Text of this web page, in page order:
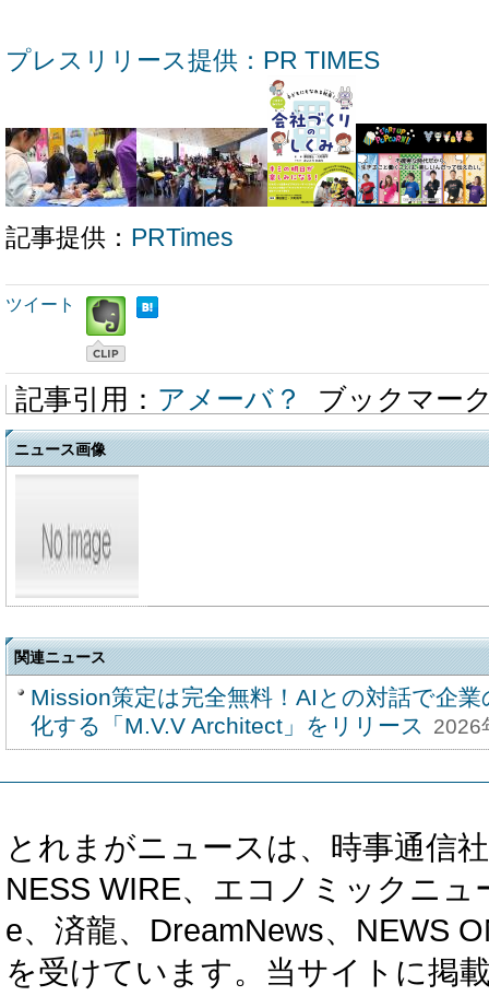
プレスリリース提供：PR TIMES
記事提供： PRTimes
ツイート
記事引用： アメーバ？ ブックマー
ニュース画像
関連ニュース
Mission策定は完全無料！AIとの対話で企
化する「M.V.V Architect」をリリース 2026
とれまがニュースは、時事通信
NESS WIRE、エコノミックニ
e、済龍、DreamNews、NEWS
を受けています。当サイトに掲